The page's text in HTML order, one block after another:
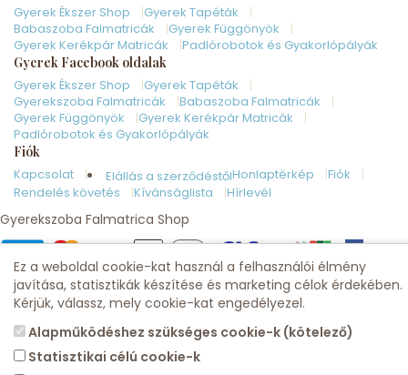
Gyerek Ékszer Shop
Gyerek Tapéták
Babaszoba Falmatricák
Gyerek Függönyök
Gyerek Kerékpár Matricák
Padlórobotok és Gyakorlópályák
Gyerek Facebook oldalak
Gyerek Ékszer Shop
Gyerek Tapéták
Gyerekszoba Falmatricák
Babaszoba Falmatricák
Gyerek Függönyök
Gyerek Kerékpár Matricák
Padlórobotok és Gyakorlópályák
Fiók
Kapcsolat
Elállás a szerződéstőlHonlaptérkép
Fiók
Rendelés követés
Kívánságlista Hírlevél
Gyerekszoba Falmatrica Shop
Ez a weboldal cookie-kat használ a felhasználói élmény
javítása, statisztikák készítése és marketing célok érdekében.
Kérjük, válassz, mely cookie-kat engedélyezel.
Alapműködéshez szükséges cookie-k (kötelező)
Statisztikai célú cookie-k